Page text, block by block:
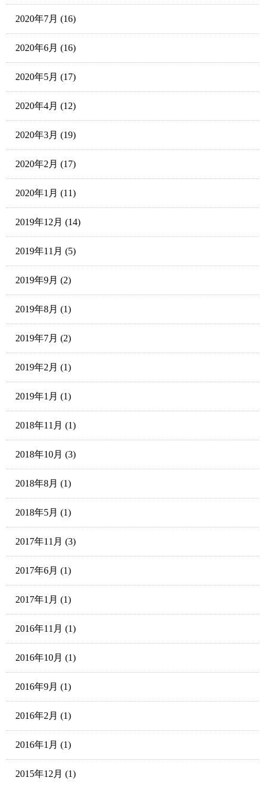
2020年7月 (16)
2020年6月 (16)
2020年5月 (17)
2020年4月 (12)
2020年3月 (19)
2020年2月 (17)
2020年1月 (11)
2019年12月 (14)
2019年11月 (5)
2019年9月 (2)
2019年8月 (1)
2019年7月 (2)
2019年2月 (1)
2019年1月 (1)
2018年11月 (1)
2018年10月 (3)
2018年8月 (1)
2018年5月 (1)
2017年11月 (3)
2017年6月 (1)
2017年1月 (1)
2016年11月 (1)
2016年10月 (1)
2016年9月 (1)
2016年2月 (1)
2016年1月 (1)
2015年12月 (1)